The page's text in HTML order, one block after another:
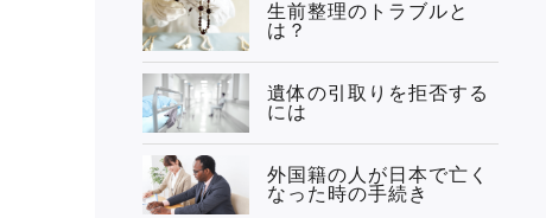
生前整理のトラブルと
は？
遺体の引取りを拒否する
には
外国籍の人が日本で亡く
なった時の手続き